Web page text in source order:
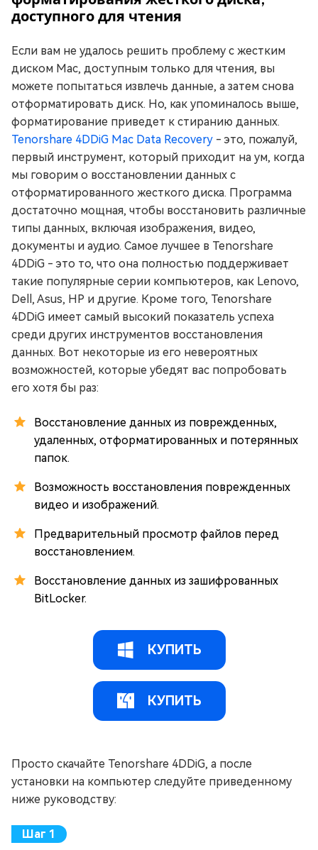
доступного для чтения
Если вам не удалось решить проблему с жестким
диском Mac, доступным только для чтения, вы
можете попытаться извлечь данные, а затем снова
отформатировать диск. Но, как упоминалось выше,
форматирование приведет к стиранию данных.
Tenorshare 4DDiG Mac Data Recovery - это, пожалуй,
первый инструмент, который приходит на ум, когда
мы говорим о восстановлении данных с
отформатированного жесткого диска. Программа
достаточно мощная, чтобы восстановить различные
типы данных, включая изображения, видео,
документы и аудио. Самое лучшее в Tenorshare
4DDiG - это то, что она полностью поддерживает
такие популярные серии компьютеров, как Lenovo,
Dell, Asus, HP и другие. Кроме того, Tenorshare
4DDiG имеет самый высокий показатель успеха
среди других инструментов восстановления
данных. Вот некоторые из его невероятных
возможностей, которые убедят вас попробовать
его хотя бы раз:
Восстановление данных из поврежденных,
удаленных, отформатированных и потерянных
папок.
Возможность восстановления поврежденных
видео и изображений.
Предварительный просмотр файлов перед
восстановлением.
Восстановление данных из зашифрованных
BitLocker.
КУПИТЬ
КУПИТЬ
Просто скачайте Tenorshare 4DDiG, а после
установки на компьютер следуйте приведенному
ниже руководству: